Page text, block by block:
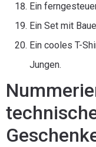
Ein
Ein Set mit
Ein cooles T-
Jungen.